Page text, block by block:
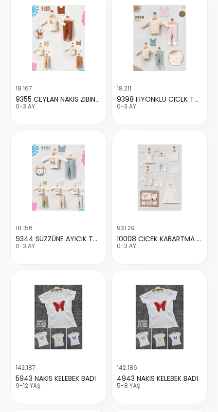
18.167
9355 CEYLAN NAKIS ZIBIN TAKIM
0-3 AY
18.211
9398 FIYONKLU CICEK TAKIM
0-3 AY
18.156
9344 SÜZZÜNE AYICIK TAKIM
0-3 AY
931.29
10008 CICEK KABARTMA MUSLIN ONLU SET
0-3 AY
142.187
5943 NAKIS KELEBEK BADI
9-12 YAŞ
142.186
4943 NAKIS KELEBEK BADI
5-8 YAŞ